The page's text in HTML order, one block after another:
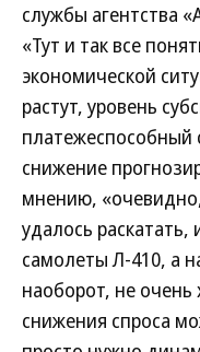
службы агентства
«Тут и так все
экономической
растут, уровень
платежеспособный
снижение
мнению,
удалось
самолеты Л‑410, а
наоборот, не
снижения спроса